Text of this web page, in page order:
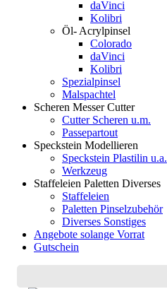
daVinci
Kolibri
Öl- Acrylpinsel
Colorado
daVinci
Kolibri
Spezialpinsel
Malspachtel
Scheren Messer Cutter
Cutter Scheren u.m.
Passepartout
Speckstein Modellieren
Speckstein Plastilin u.a.
Werkzeug
Staffeleien Paletten Diverses
Staffeleien
Paletten Pinselzubehör
Diverses Sonstiges
Angebote solange Vorrat
Gutschein